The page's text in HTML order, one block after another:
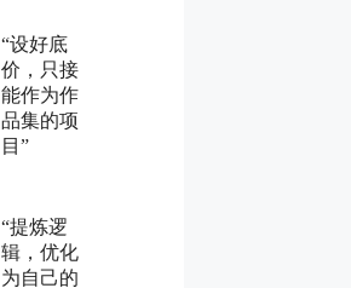
“设好底
价，只接
能作为作
品集的项
目”
“提炼逻
辑，优化
为自己的